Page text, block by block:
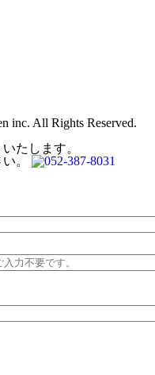
inc. All Rights Reserved.
たします。
。
052-387-8031